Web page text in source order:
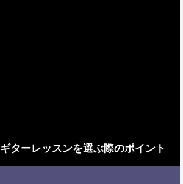
ギターレッスンを選ぶ際のポイント